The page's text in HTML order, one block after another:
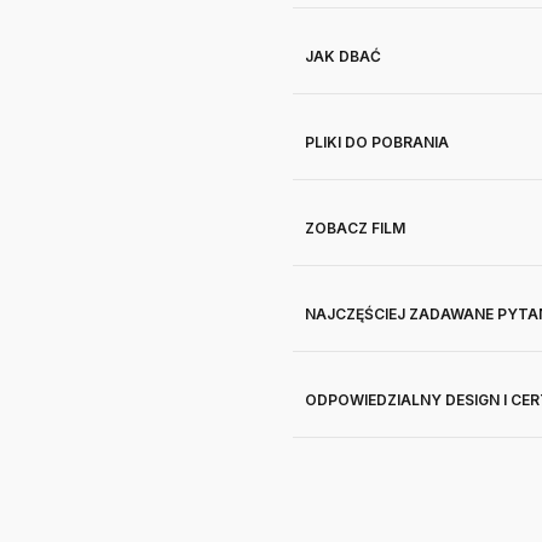
JAK DBAĆ
PLIKI DO POBRANIA
ZOBACZ FILM
NAJCZĘŚCIEJ ZADAWANE
ODPOWIEDZIALNY DESIGN I